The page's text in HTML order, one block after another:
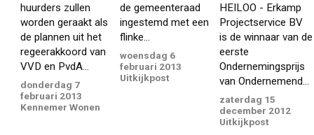
huurders zullen
worden geraakt als
de plannen uit het
regeerakkoord van
VVD en PvdA...
donderdag 7
februari 2013
Kennemer Wonen
de gemeenteraad
ingestemd met een
flinke...
woensdag 6
februari 2013
Uitkijkpost
HEILOO - Erkamp
Projectservice BV
is de winnaar van de
eerste
Ondernemingsprijs
van Ondernemend...
zaterdag 15
december 2012
Uitkijkpost